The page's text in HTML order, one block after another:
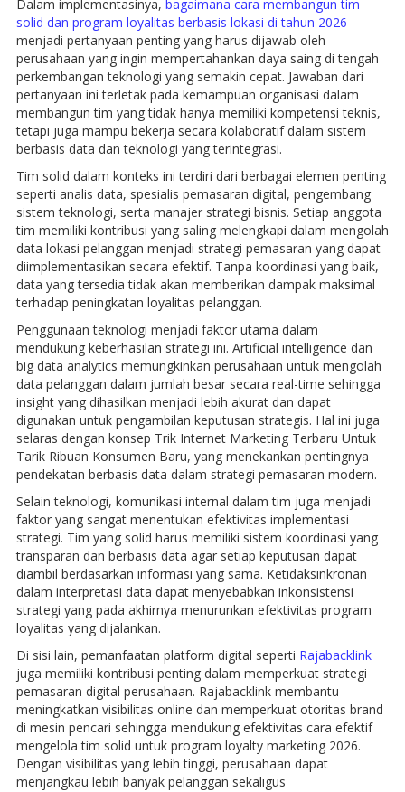
Dalam implementasinya, bagaimana cara membangun tim
solid dan program loyalitas berbasis lokasi di tahun 2026
menjadi pertanyaan penting yang harus dijawab oleh
perusahaan yang ingin mempertahankan daya saing di tengah
perkembangan teknologi yang semakin cepat. Jawaban dari
pertanyaan ini terletak pada kemampuan organisasi dalam
membangun tim yang tidak hanya memiliki kompetensi teknis,
tetapi juga mampu bekerja secara kolaboratif dalam sistem
berbasis data dan teknologi yang terintegrasi.
Tim solid dalam konteks ini terdiri dari berbagai elemen penting
seperti analis data, spesialis pemasaran digital, pengembang
sistem teknologi, serta manajer strategi bisnis. Setiap anggota
tim memiliki kontribusi yang saling melengkapi dalam mengolah
data lokasi pelanggan menjadi strategi pemasaran yang dapat
diimplementasikan secara efektif. Tanpa koordinasi yang baik,
data yang tersedia tidak akan memberikan dampak maksimal
terhadap peningkatan loyalitas pelanggan.
Penggunaan teknologi menjadi faktor utama dalam
mendukung keberhasilan strategi ini. Artificial intelligence dan
big data analytics memungkinkan perusahaan untuk mengolah
data pelanggan dalam jumlah besar secara real-time sehingga
insight yang dihasilkan menjadi lebih akurat dan dapat
digunakan untuk pengambilan keputusan strategis. Hal ini juga
selaras dengan konsep Trik Internet Marketing Terbaru Untuk
Tarik Ribuan Konsumen Baru, yang menekankan pentingnya
pendekatan berbasis data dalam strategi pemasaran modern.
Selain teknologi, komunikasi internal dalam tim juga menjadi
faktor yang sangat menentukan efektivitas implementasi
strategi. Tim yang solid harus memiliki sistem koordinasi yang
transparan dan berbasis data agar setiap keputusan dapat
diambil berdasarkan informasi yang sama. Ketidaksinkronan
dalam interpretasi data dapat menyebabkan inkonsistensi
strategi yang pada akhirnya menurunkan efektivitas program
loyalitas yang dijalankan.
Di sisi lain, pemanfaatan platform digital seperti Rajabacklink
juga memiliki kontribusi penting dalam memperkuat strategi
pemasaran digital perusahaan. Rajabacklink membantu
meningkatkan visibilitas online dan memperkuat otoritas brand
di mesin pencari sehingga mendukung efektivitas cara efektif
mengelola tim solid untuk program loyalty marketing 2026.
Dengan visibilitas yang lebih tinggi, perusahaan dapat
menjangkau lebih banyak pelanggan sekaligus